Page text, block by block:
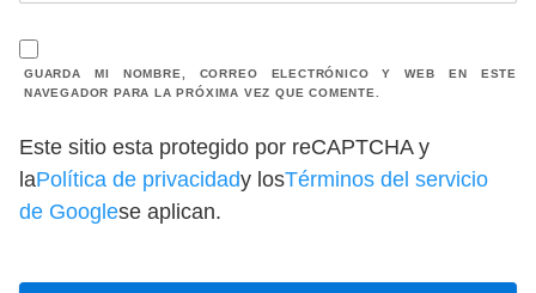
GUARDA MI NOMBRE, CORREO ELECTRÓNICO Y WEB EN ESTE
NAVEGADOR PARA LA PRÓXIMA VEZ QUE COMENTE.
Este sitio esta protegido por reCAPTCHA y
laPolítica de privacidady losTérminos del servicio
de Googlese aplican.